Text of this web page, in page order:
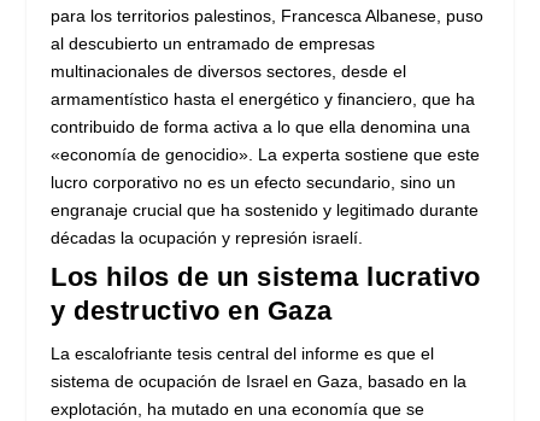
para los territorios palestinos, Francesca Albanese, puso
al descubierto un entramado de empresas
multinacionales de diversos sectores, desde el
armamentístico hasta el energético y financiero, que ha
contribuido de forma activa a lo que ella denomina una
«economía de genocidio». La experta sostiene que este
lucro corporativo no es un efecto secundario, sino un
engranaje crucial que ha sostenido y legitimado durante
décadas la ocupación y represión israelí.
Los hilos de un sistema lucrativo
y destructivo en Gaza
La escalofriante tesis central del informe es que el
sistema de ocupación de Israel en Gaza, basado en la
explotación, ha mutado en una economía que se